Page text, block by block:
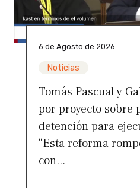
6 de Agosto de 2026
Noticias
Tomás Pascual y
por proyecto sobre
detención para
“Esta reforma
con...